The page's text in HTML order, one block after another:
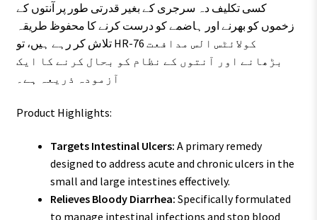
کسی تکلیف دہ سرجری کے بغیر قدرتی طور پر آنتوں کے
زخموں کو بھرنے اور ہاضمے کو درست کرنے کا محفوظ طریقہ
تلاش کر رہے ہیں، تو HR-76 کولائٹس الس مدافعت
بڑھانے اور آنتوں کے نظام کو بحال کرنے کا ایک
آزمودہ ذریعہ ہے۔
Product Highlights:
Targets Intestinal Ulcers: A primary remedy
designed to address acute and chronic ulcers in the
small and large intestines effectively.
Relieves Bloody Diarrhea: Specifically formulated
to manage intestinal infections and stop blood